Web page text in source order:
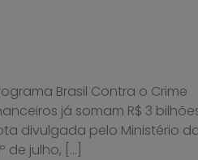
Brasil Contra o Crime
já somam R$ 3
divulgada pelo Ministério
de julho, […]